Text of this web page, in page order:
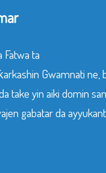
Fatwa ta
Gwamnati ne,
take yin aiki domin
gabatar da